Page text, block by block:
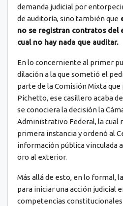
demanda judicial por
de auditoría, sino también que
no se registran contratos del
cual no hay nada que auditar.
En lo concerniente al primer
dilación a la que sometió el
parte de la Comisión Mixta
Pichetto, ese casillero acaba
se conociera la decisión la
Administrativo Federal, la cual
primera instancia y ordenó al
información pública vinculada
oro al exterior.
Más allá de esto, en lo formal,
para iniciar una acción judicial
competencias constitucionales